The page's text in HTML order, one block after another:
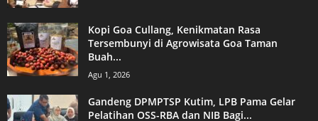
Kopi Goa Cullang, Kenikmatan Rasa
Tersembunyi di Agrowisata Goa Taman
Buah...
Agu 1, 2026
Gandeng DPMPTSP Kutim, LPB Pama Gelar
Pelatihan OSS-RBA dan NIB Bagi...